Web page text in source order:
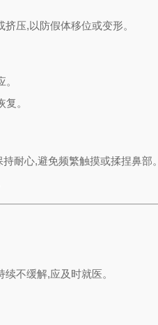
压,以防假体移位或变形。
。
耐心,避免频繁触摸或揉捏鼻部。
不缓解,应及时就医。